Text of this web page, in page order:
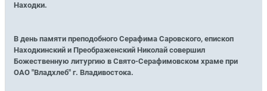
Находки.
В день памяти преподобного Серафима Саровского, епископ
Находкинский и Преображенский Николай совершил
Божественную литургию в Свято-Серафимовском храме при
ОАО "Владхлеб" г. Владивостока.